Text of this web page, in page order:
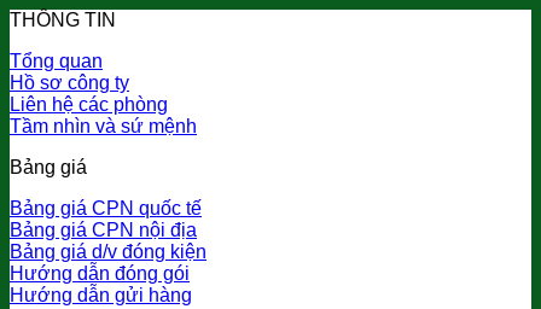
THÔNG TIN
Tổng quan
Hồ sơ công ty
Liên hệ các phòng
Tầm nhìn và sứ mệnh
Bảng giá
Bảng giá CPN quốc tế
Bảng giá CPN nội địa
Bảng giá d/v đóng kiện
Hướng dẫn đóng gói
Hướng dẫn gửi hàng